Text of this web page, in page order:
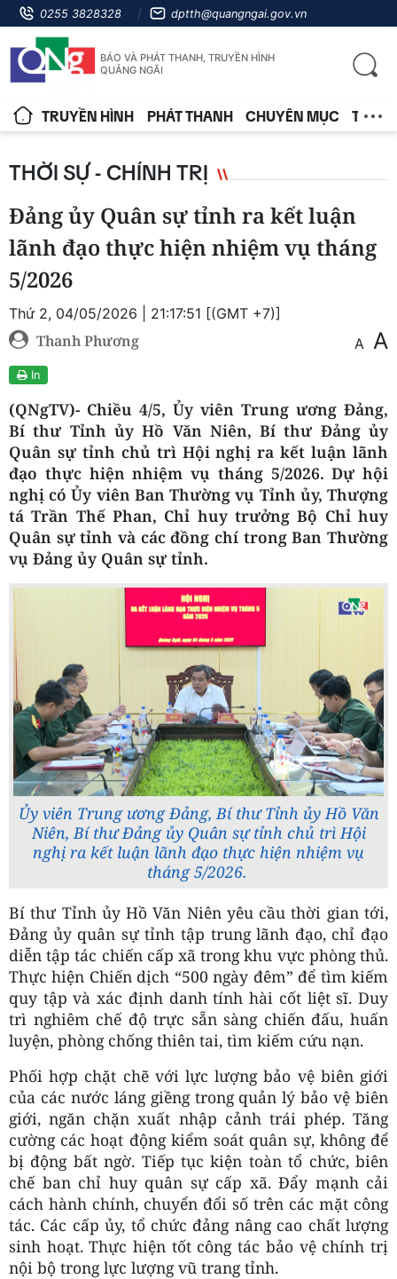
0255 3828328 dptth@quangngai.gov.vn
BÁO VÀ PHÁT THANH, TRUYỀN HÌNH
QUẢNG NGÃI
TRUYỀN HÌNH PHÁT THANH CHUYÊN MỤC TIN
THỜI SỰ - CHÍNH TRỊ
Đảng ủy Quân sự tỉnh ra kết luận
lãnh đạo thực hiện nhiệm vụ tháng
5/2026
Thứ 2, 04/05/2026 | 21:17:51 [(GMT +7)]
Thanh Phương A A
In
(QNgTV)- Chiều 4/5, Ủy viên Trung ương Đảng,
Bí thư Tỉnh ủy Hồ Văn Niên, Bí thư Đảng ủy
Quân sự tỉnh chủ trì Hội nghị ra kết luận lãnh
đạo thực hiện nhiệm vụ tháng 5/2026. Dự hội
nghị có Ủy viên Ban Thường vụ Tỉnh ủy, Thượng
tá Trần Thế Phan, Chỉ huy trưởng Bộ Chỉ huy
Quân sự tỉnh và các đồng chí trong Ban Thường
vụ Đảng ủy Quân sự tỉnh.
Ủy viên Trung ương Đảng, Bí thư Tỉnh ủy Hồ Văn
Niên, Bí thư Đảng ủy Quân sự tỉnh chủ trì Hội
nghị ra kết luận lãnh đạo thực hiện nhiệm vụ
tháng 5/2026.
Bí thư Tỉnh ủy Hồ Văn Niên yêu cầu thời gian tới,
Đảng ủy quân sự tỉnh tập trung lãnh đạo, chỉ đạo
diễn tập tác chiến cấp xã trong khu vực phòng thủ.
Thực hiện Chiến dịch “500 ngày đêm” để tìm kiếm
quy tập và xác định danh tính hài cốt liệt sĩ. Duy
trì nghiêm chế độ trực sẵn sàng chiến đấu, huấn
luyện, phòng chống thiên tai, tìm kiếm cứu nạn.
Phối hợp chặt chẽ với lực lượng bảo vệ biên giới
của các nước láng giềng trong quản lý bảo vệ biên
giới, ngăn chặn xuất nhập cảnh trái phép. Tăng
cường các hoạt động kiểm soát quân sự, không để
bị động bất ngờ. Tiếp tục kiện toàn tổ chức, biên
chế ban chỉ huy quân sự cấp xã. Đẩy mạnh cải
cách hành chính, chuyển đổi số trên các mặt công
tác. Các cấp ủy, tổ chức đảng nâng cao chất lượng
sinh hoạt. Thực hiện tốt công tác bảo vệ chính trị
nội bộ trong lực lượng vũ trang tỉnh.